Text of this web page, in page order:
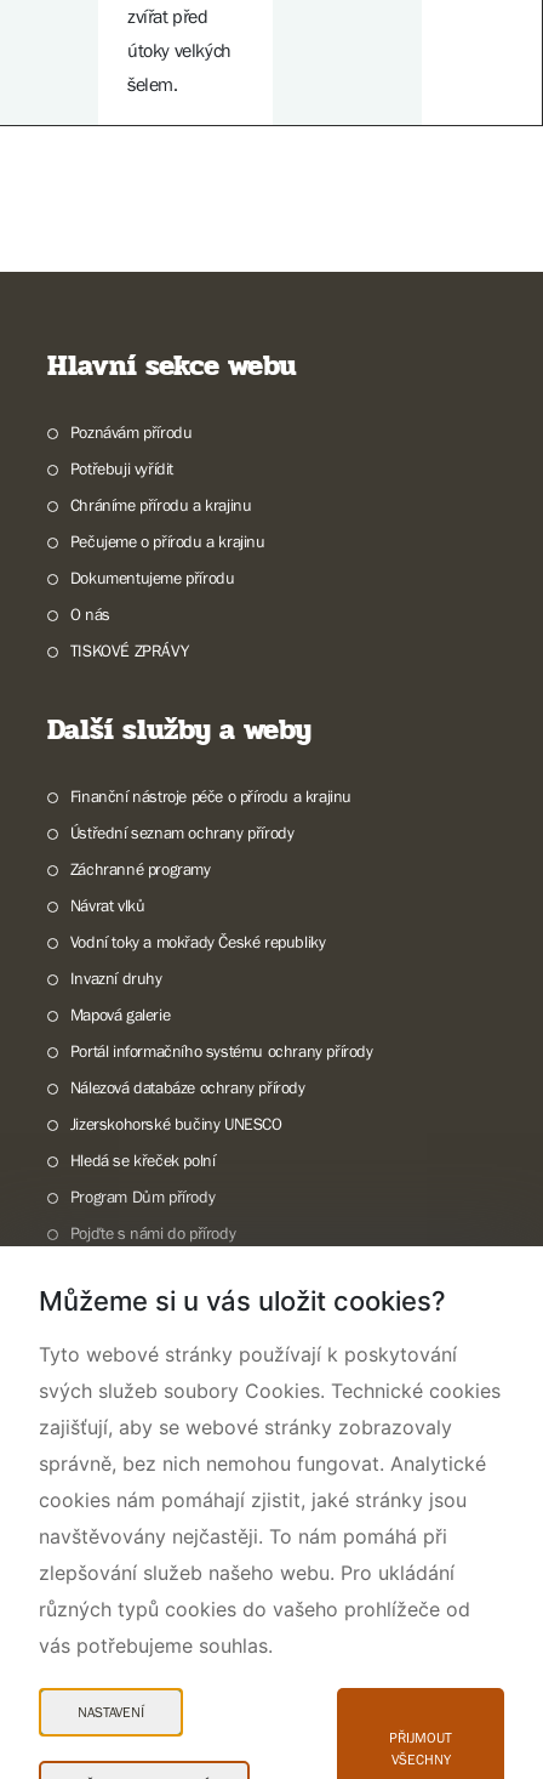
zvířat před
útoky velkých
šelem.
Hlavní sekce webu
Poznávám přírodu
Potřebuji vyřídit
Chráníme přírodu a krajinu
Pečujeme o přírodu a krajinu
Dokumentujeme přírodu
O nás
TISKOVÉ ZPRÁVY
Další služby a weby
Finanční nástroje péče o přírodu a krajinu
Ústřední seznam ochrany přírody
Záchranné programy
Návrat vlků
Vodní toky a mokřady České republiky
Invazní druhy
Mapová galerie
Portál informačního systému ochrany přírody
Nálezová databáze ochrany přírody
Jizerskohorské bučiny UNESCO
Hledá se křeček polní
Program Dům přírody
Pojďte s námi do přírody
Rok CHKO pod záštitou České komise pro UNESCO
Snadné čtení
Můžeme si u vás uložit cookies?
Tyto webové stránky používají k poskytování
svých služeb soubory Cookies. Technické cookies
zajišťují, aby se webové stránky zobrazovaly
správně, bez nich nemohou fungovat. Analytické
cookies nám pomáhají zjistit, jaké stránky jsou
navštěvovány nejčastěji. To nám pomáhá při
zlepšování služeb našeho webu. Pro ukládání
různých typů cookies do vašeho prohlížeče od
vás potřebujeme souhlas.
NASTAVENÍ
PŘIJMOUT
VŠECHNY